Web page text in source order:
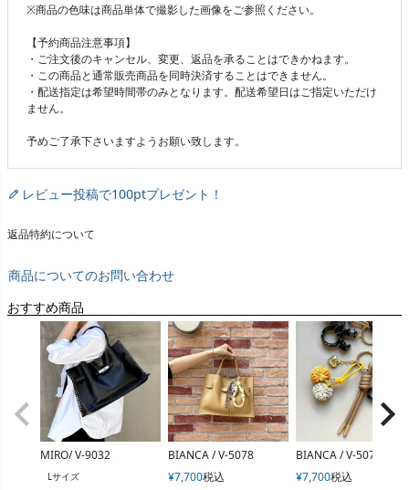
※商品の色味は商品単体で撮影した画像をご参照ください。
【予約商品注意事項】
・ご注文後のキャンセル、変更、返品を承ることはできかねます。
・この商品と通常販売商品を同時決済することはできません。
・配送指定は希望時間帯のみとなります。配送希望日はご指定いただけ
ません。
予めご了承下さいますようお願い致します。
レビュー投稿で100ptプレゼント！
返品特約について
商品についてのお問い合わせ
おすすめ商品
MIRO/ V-9032
Lサイズ
BIANCA / V-5078
¥7,700税込
BIANCA / V-5079
¥7,700税込